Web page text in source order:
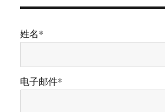
姓名*
电子邮件*